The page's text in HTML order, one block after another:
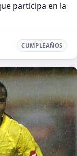
participa en la
CUMPLEAÑOS